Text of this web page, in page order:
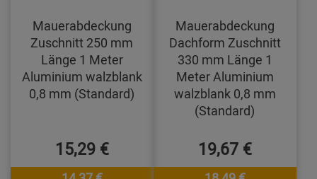
Mauerabdeckung
Zuschnitt 250 mm
Länge 1 Meter
Aluminium walzblank
0,8 mm (Standard)
15,29 €
Mauerabdeckung
Dachform Zuschnitt
330 mm Länge 1
Meter Aluminium
walzblank 0,8 mm
(Standard)
19,67 €